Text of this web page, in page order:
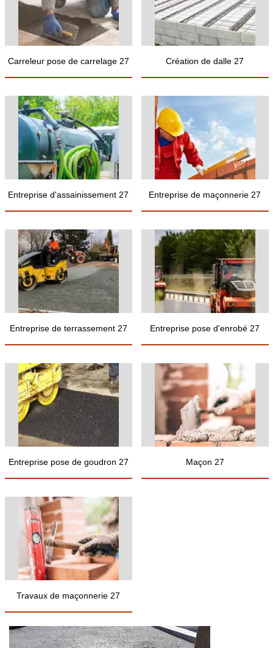
Carreleur pose de carrelage 27 Création de dalle 27
Entreprise d'assainissement 27 Entreprise de maçonnerie 27
Entreprise de terrassement 27 Entreprise pose d'enrobé 27
Entreprise pose de goudron 27 Maçon 27
Travaux de maçonnerie 27